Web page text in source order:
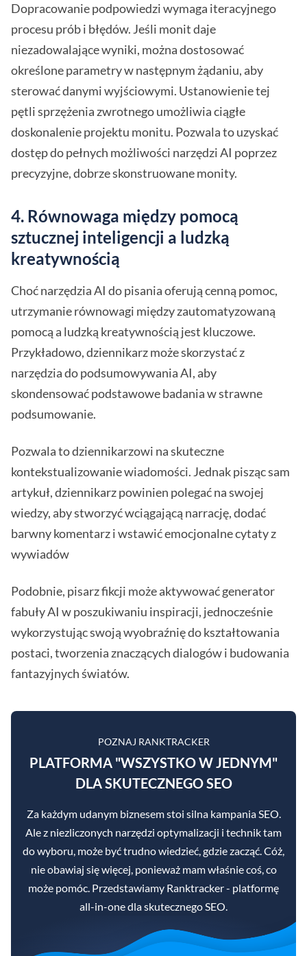
Dopracowanie podpowiedzi wymaga iteracyjnego
procesu prób i błędów. Jeśli monit daje
niezadowalające wyniki, można dostosować
określone parametry w następnym żądaniu, aby
sterować danymi wyjściowymi. Ustanowienie tej
pętli sprzężenia zwrotnego umożliwia ciągłe
doskonalenie projektu monitu. Pozwala to uzyskać
dostęp do pełnych możliwości narzędzi AI poprzez
precyzyjne, dobrze skonstruowane monity.
4. Równowaga między pomocą
sztucznej inteligencji a ludzką
kreatywnością
Choć narzędzia AI do pisania oferują cenną pomoc,
utrzymanie równowagi między zautomatyzowaną
pomocą a ludzką kreatywnością jest kluczowe.
Przykładowo, dziennikarz może skorzystać z
narzędzia do podsumowywania AI, aby
skondensować podstawowe badania w strawne
podsumowanie.
Pozwala to dziennikarzowi na skuteczne
kontekstualizowanie wiadomości. Jednak pisząc sam
artykuł, dziennikarz powinien polegać na swojej
wiedzy, aby stworzyć wciągającą narrację, dodać
barwny komentarz i wstawić emocjonalne cytaty z
wywiadów
Podobnie, pisarz fikcji może aktywować generator
fabuły AI w poszukiwaniu inspiracji, jednocześnie
wykorzystując swoją wyobraźnię do kształtowania
postaci, tworzenia znaczących dialogów i budowania
fantazyjnych światów.
POZNAJ RANKTRACKER
PLATFORMA "WSZYSTKO W JEDNYM"
DLA SKUTECZNEGO SEO
Za każdym udanym biznesem stoi silna kampania SEO.
Ale z niezliczonych narzędzi optymalizacji i technik tam
do wyboru, może być trudno wiedzieć, gdzie zacząć. Cóż,
nie obawiaj się więcej, ponieważ mam właśnie coś, co
może pomóc. Przedstawiamy Ranktracker - platformę
all-in-one dla skutecznego SEO.